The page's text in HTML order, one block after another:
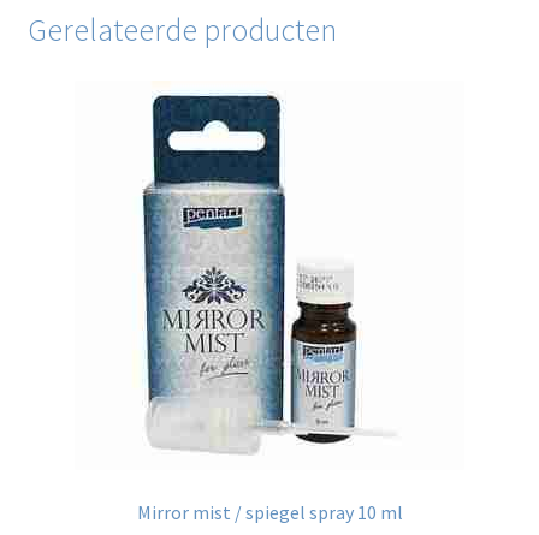
Gerelateerde producten
Mirror mist / spiegel spray 10 ml